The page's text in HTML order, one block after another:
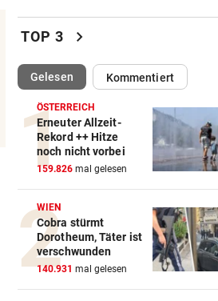
Straka verpasst bei PGA-
den Cut vorzeitig
SCHRIEB WM-GESCHICHTE
Bayern kassiert Millionen –
Transfer-Clou
AUFREGUNG IM NETZ vor
Spider-Man im BMW-
TOP 3 chevron_right
Gelesen(ausgewählt)Kommentiert
ÖSTERREICH
Erneuter Allzeit-
Rekord ++ Hitze
noch nicht vorbei
159.826 mal gelesen
WIEN
Cobra stürmt
Dorotheum, Täter ist
verschwunden
140.931 mal gelesen